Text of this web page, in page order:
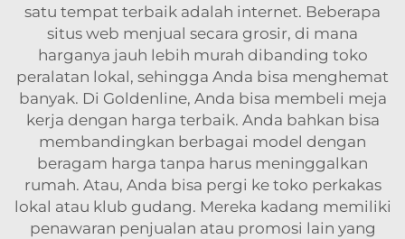
satu tempat terbaik adalah internet. Beberapa
situs web menjual secara grosir, di mana
harganya jauh lebih murah dibanding toko
peralatan lokal, sehingga Anda bisa menghemat
banyak. Di Goldenline, Anda bisa membeli meja
kerja dengan harga terbaik. Anda bahkan bisa
membandingkan berbagai model dengan
beragam harga tanpa harus meninggalkan
rumah. Atau, Anda bisa pergi ke toko perkakas
lokal atau klub gudang. Mereka kadang memiliki
penawaran penjualan atau promosi lain yang